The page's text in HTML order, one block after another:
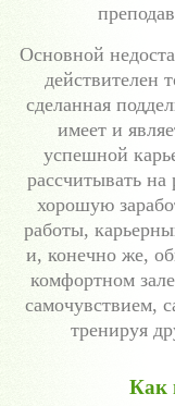
Основной
действителен
сделанная
имеет и
успешной
рассчитывать на
хорошую
работы,
и, конечно же,
комфортном
самочувствием,
тренируя
Как